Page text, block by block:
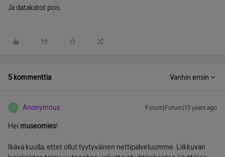
Ja datakatot pois.
5 kommenttia Vanhin ensin
A Anonymous Forum|Forum|13 years ago
Hei museomies!
Ikävä kuulla, ettet ollut tyytyväinen nettipalveluumme. Liikkuvan